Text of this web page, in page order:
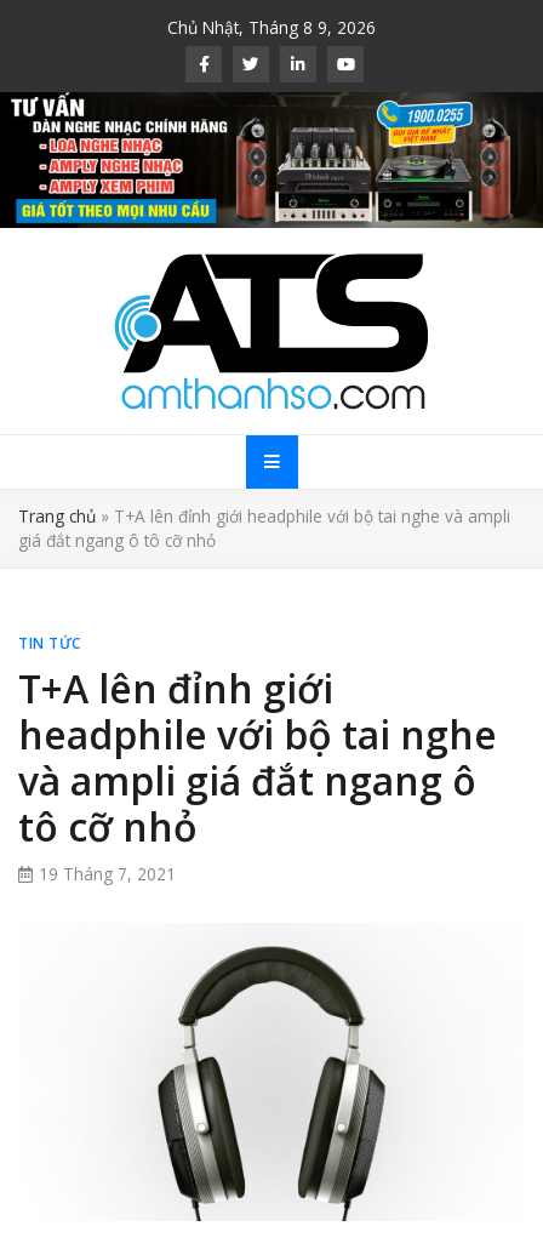
Chủ Nhật, Tháng 8 9, 2026
Trang chủ » T+A lên đỉnh giới headphile với bộ tai nghe và ampli
giá đắt ngang ô tô cỡ nhỏ
TIN TỨC
T+A lên đỉnh giới
headphile với bộ tai nghe
và ampli giá đắt ngang ô
tô cỡ nhỏ
19 Tháng 7, 2021